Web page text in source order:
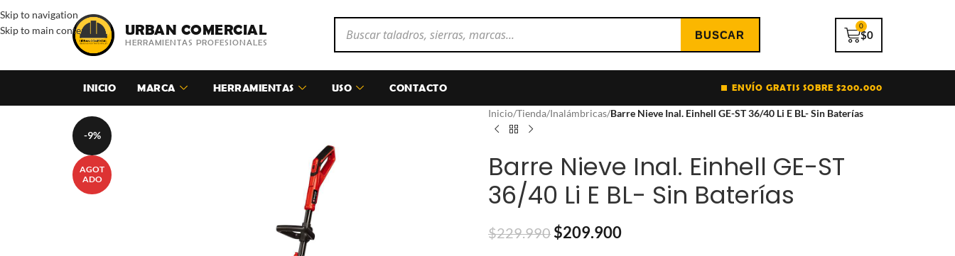
Skip to navigation
Skip to main content
URBAN COMERCIAL
HERRAMIENTAS PROFESIONALES
$0
0
INICIO MARCA HERRAMIENTAS USO CONTACTO ENVÍO GRATIS SOBRE $200.000
-9%
AGOT
ADO
Inicio/Tienda/Inalámbricas/Barre Nieve Inal. Einhell GE-ST 36/40 Li E BL- Sin Baterías
Barre Nieve Inal. Einhell GE-ST
36/40 Li E BL- Sin Baterías
$229.990 $209.900